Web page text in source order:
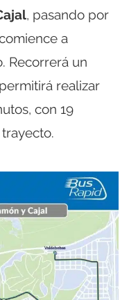
, pasando por
a
Recorrerá un
realizar
con 19